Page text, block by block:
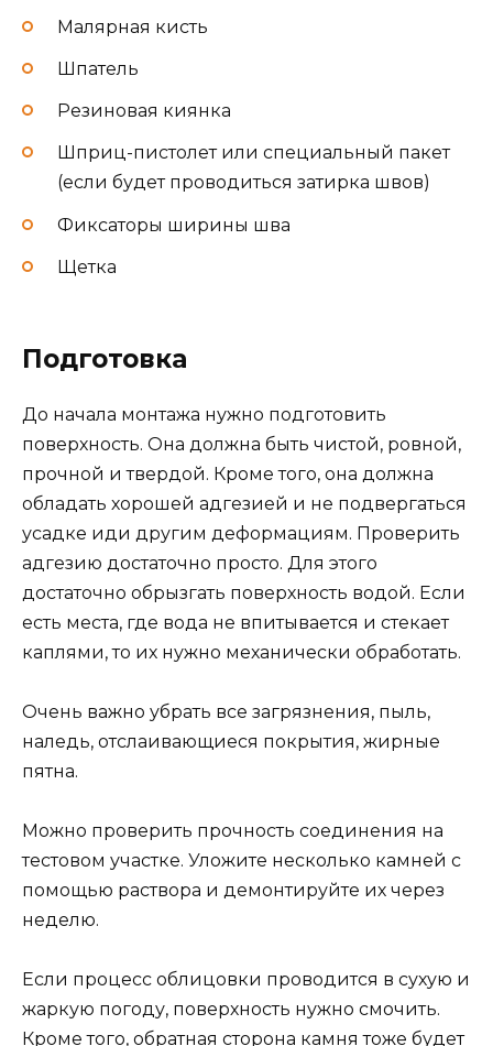
Малярная кисть
Шпатель
Резиновая киянка
Шприц-пистолет или специальный пакет
(если будет проводиться затирка швов)
Фиксаторы ширины шва
Щетка
Подготовка
До начала монтажа нужно подготовить
поверхность. Она должна быть чистой, ровной,
прочной и твердой. Кроме того, она должна
обладать хорошей адгезией и не подвергаться
усадке иди другим деформациям. Проверить
адгезию достаточно просто. Для этого
достаточно обрызгать поверхность водой. Если
есть места, где вода не впитывается и стекает
каплями, то их нужно механически обработать.
Очень важно убрать все загрязнения, пыль,
наледь, отслаивающиеся покрытия, жирные
пятна.
Можно проверить прочность соединения на
тестовом участке. Уложите несколько камней с
помощью раствора и демонтируйте их через
неделю.
Если процесс облицовки проводится в сухую и
жаркую погоду, поверхность нужно смочить.
Кроме того, обратная сторона камня тоже будет